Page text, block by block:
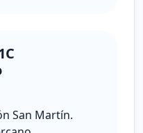
San Martín.